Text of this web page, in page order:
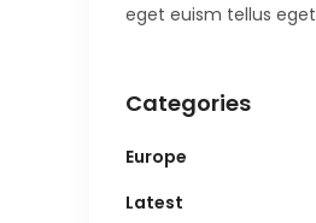
eget euism tellus eget
Categories
Europe
Latest